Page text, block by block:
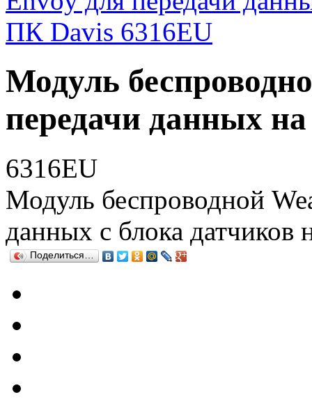
Модуль
передачи данных
6316EU
Модуль беспроводной
данных c блока
Поделиться…